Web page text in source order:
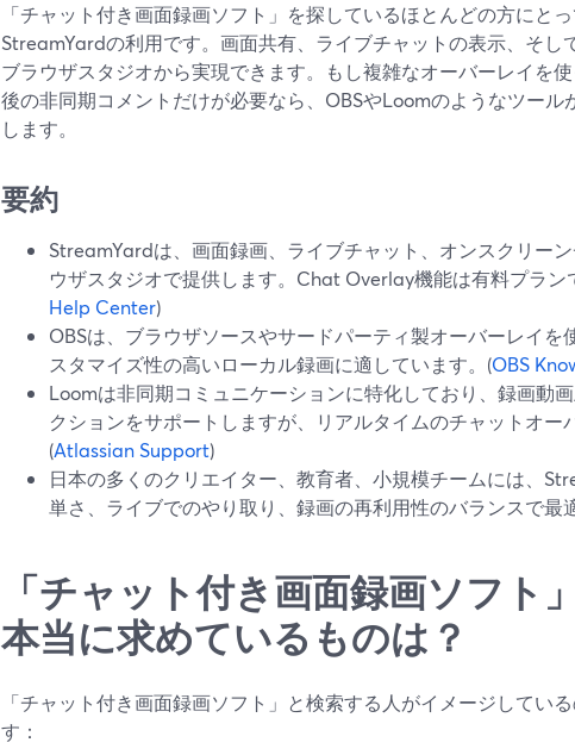
「チャット付き画面録画ソフト」を探しているほとんどの方にと
StreamYardの利用です。画面共有、ライブチャットの表示、そし
ブラウザスタジオから実現できます。もし複雑なオーバーレイを
後の非同期コメントだけが必要なら、OBSやLoomのようなツー
します。
要約
StreamYardは、画面録画、ライブチャット、オンスクリー
ウザスタジオで提供します。Chat Overlay機能は有料プラン
Help Center)
OBSは、ブラウザソースやサードパーティ製オーバーレイを
スタマイズ性の高いローカル録画に適しています。(OBS
Loomは非同期コミュニケーションに特化しており、録画動
クションをサポートしますが、リアルタイムのチャットオー
(Atlassian Support)
日本の多くのクリエイター、教育者、小規模チームには、
単さ、ライブでのやり取り、録画の再利用性のバランスで最
「チャット付き画面録画ソフト
本当に求めているものは？
「チャット付き画面録画ソフト」と検索する人がイメージしてい
す：